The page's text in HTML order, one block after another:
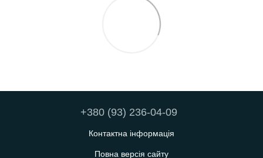
+380 (93) 236-04-09
Контактна інформація
Повна версія сайту